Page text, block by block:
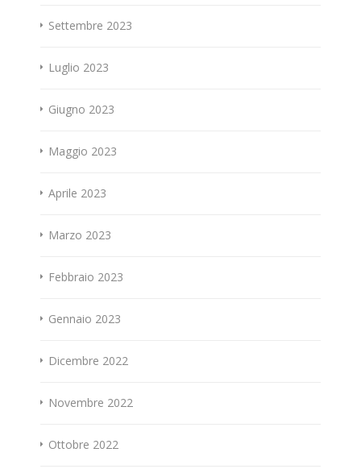
Settembre 2023
Luglio 2023
Giugno 2023
Maggio 2023
Aprile 2023
Marzo 2023
Febbraio 2023
Gennaio 2023
Dicembre 2022
Novembre 2022
Ottobre 2022